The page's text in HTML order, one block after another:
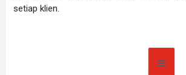
setiap klien.